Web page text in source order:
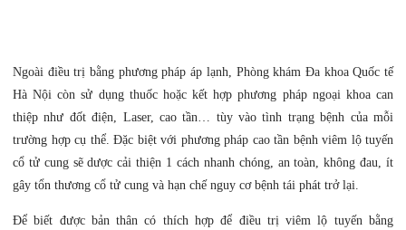
Ngoài điều trị bằng phương pháp áp lạnh, Phòng khám Đa khoa Quốc tế
Hà Nội còn sử dụng thuốc hoặc kết hợp phương pháp ngoại khoa can
thiệp như đốt điện, Laser, cao tần… tùy vào tình trạng bệnh của mỗi
trường hợp cụ thể. Đặc biệt với phương pháp cao tần bệnh viêm lộ tuyến
cổ tử cung sẽ dược cải thiện 1 cách nhanh chóng, an toàn, không đau, ít
gây tổn thương cổ tử cung và hạn chế nguy cơ bệnh tái phát trở lại.
Để biết được bản thân có thích hợp để điều trị viêm lộ tuyến bằng